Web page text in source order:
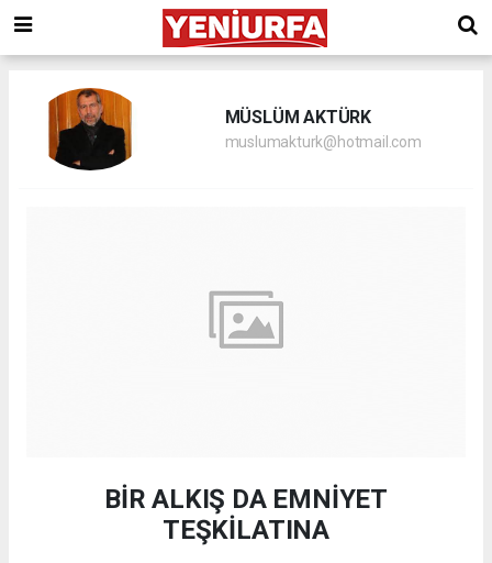
MÜSLÜM AKTÜRK
muslumakturk@hotmail.com
BİR ALKIŞ DA EMNİYET
TEŞKİLATINA